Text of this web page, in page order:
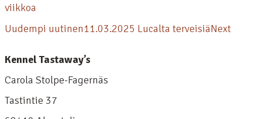
viikkoa
Uudempi uutinen11.03.2025 Lucalta terveisiäNext
Kennel Tastaway’s
Carola Stolpe-Fagernäs
Tastintie 37